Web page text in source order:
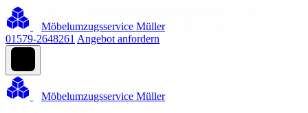
Möbelumzugsservice Müller
01579-2648261 Angebot anfordern
Möbelumzugsservice Müller